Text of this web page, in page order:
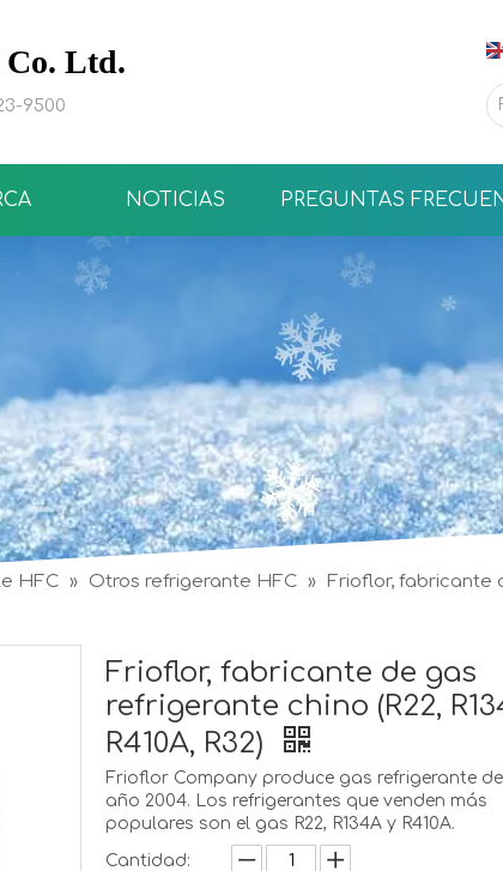
Co. Ltd.
9500
NOTICIAS PREGUNTAS
HFC » Otros refrigerante HFC » Frioflor, fabricante
Frioflor, fabricante de gas
refrigerante chino (R22,
R410A, R32)
Frioflor Company produce gas refrigerante
año 2004. Los refrigerantes que venden más
populares son el gas R22, R134A y R410A.
Cantidad: